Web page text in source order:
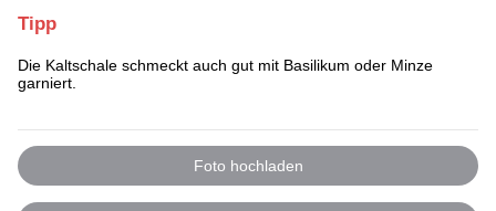
Tipp
Die Kaltschale schmeckt auch gut mit Basilikum oder Minze
garniert.
Foto hochladen